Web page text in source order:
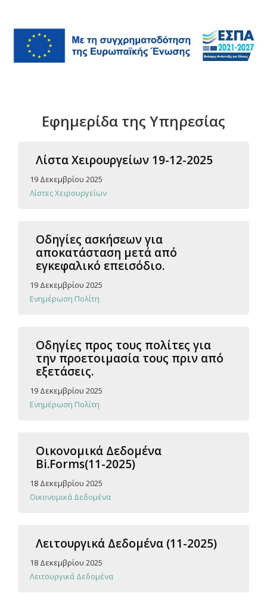
Εφημερίδα της Υπηρεσίας
Λίστα Χειρουργείων 19-12-2025
19 Δεκεμβρίου 2025
Λίστες Χειρουργείων
Οδηγίες ασκήσεων για
αποκατάσταση μετά από
εγκεφαλικό επεισόδιο.
19 Δεκεμβρίου 2025
Ενημέρωση Πολίτη
Οδηγίες προς τους πολίτες για
την προετοιμασία τους πριν από
εξετάσεις.
19 Δεκεμβρίου 2025
Ενημέρωση Πολίτη
Οικονομικά Δεδομένα
Bi.Forms(11-2025)
18 Δεκεμβρίου 2025
Οικονομικά Δεδομένα
Λειτουργικά Δεδομένα (11-2025)
18 Δεκεμβρίου 2025
Λειτουργικά Δεδομένα